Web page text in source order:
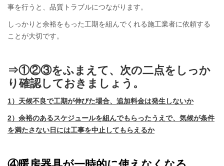
事を行うと、品質トラブルにつながります。
しっかりと余裕をもった工期を組んでくれる施工業者に依頼する
ことが大切です。
⇒①②③をふまえて、次の二点をしっか
り確認しておきましょう。
1）天候不良で工期が伸びた場合、追加料金は発生しないか
2）余裕のあるスケジュールを組んでもらったうえで、気候が条件
を満たさない日には工事を中止してもらえるか